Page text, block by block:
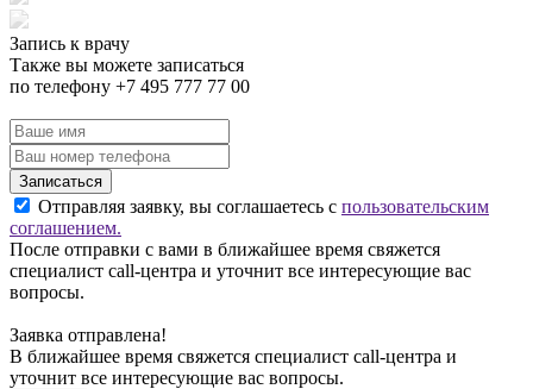
Запись к врачу
Также вы можете записаться
по телефону +7 495 777 77 00
Записаться
Отправляя заявку, вы соглашаетесь с пользовательским
соглашением.
После отправки с вами в ближайшее время свяжется
специалист call-центра и уточнит все интересующие вас
вопросы.
Заявка отправлена!
В ближайшее время свяжется специалист call-центра и
уточнит все интересующие вас вопросы.